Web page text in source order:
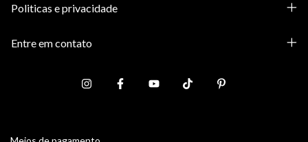
Politicas e privacidade
Entre em contato